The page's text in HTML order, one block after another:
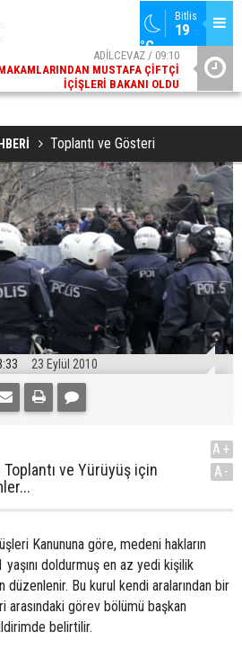
Bitlis
19
°C
ADİLCEVAZ / 09:10
MUSTAFA ÇIFTÇI
İÇIŞLERI BAKANI OLDU
Toplantı ve Gösteri
23 Eylül 2010
Toplantı ve Yürüyüş için
A+
A-
Kanununa göre, medeni hakların
doldurmuş en az yedi kişilik
düzenlenir. Bu kurul kendi aralarından bir
arasındaki görev bölümü başkan
belirtilir.